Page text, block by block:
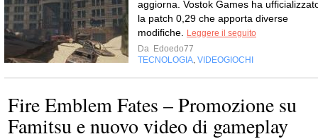
aggiorna. Vostok Games ha
la patch 0,29 che apporta diverse
modifiche.
Leggere il seguito
Da Edoedo77
TECNOLOGIA VIDEOGIOCHI
Fire Emblem Fates – Promozione su
Famitsu e nuovo video di gameplay